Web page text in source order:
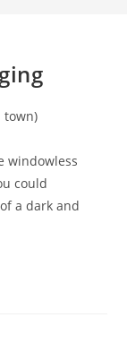
town)
windowless
could
a dark and